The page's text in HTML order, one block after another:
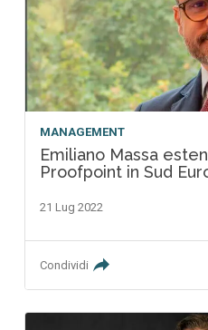
MANAGEMENT
Emiliano Massa
Proofpoint in Sud
21 Lug 2022
Condividi